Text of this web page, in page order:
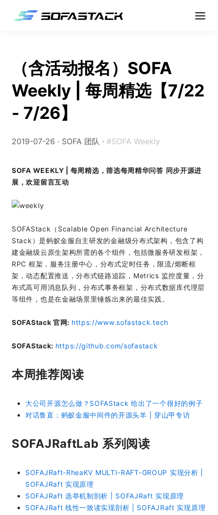
（含活动报名）SOFA
Weekly | 每周精选【7/22
- 7/26】
2019-07-26 · SOFA 团队 · #SOFA Weekly
SOFA WEEKLY | 每周精选，筛选每周精华问答 同步开源进
展，欢迎留言互动
SOFAStack（Scalable Open Financial Architecture
Stack）是蚂蚁金服自主研发的金融级分布式架构，包含了构
建金融级云原生架构所需的各个组件，包括微服务研发框架，
RPC 框架，服务注册中心，分布式定时任务，限流/熔断框
架，动态配置推送，分布式链路追踪，Metrics 监控度量，分
布式高可用消息队列，分布式事务框架，分布式数据库代理层
等组件，也是在金融场景里锤炼出来的最佳实践。
SOFAStack 官网: https://www.sofastack.tech
SOFAStack: https://github.com/sofastack
本周推荐阅读
大公司开源怎么做？SOFAStack 给出了一个很好的例子
对话鲁直：蚂蚁金服中间件的开源头羊 | 穿山甲专访
SOFAJRaftLab 系列阅读
SOFAJRaft-RheaKV MULTI-RAFT-GROUP 实现分析 |
SOFAJRaft 实现原理
SOFAJRaft 选举机制剖析 | SOFAJRaft 实现原理
SOFAJRaft 线性一致读实现剖析 | SOFAJRaft 实现原理